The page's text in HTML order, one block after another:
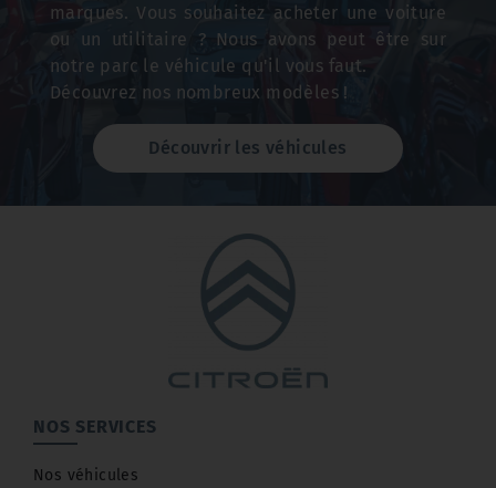
marques. Vous souhaitez acheter une voiture
ou un utilitaire ? Nous avons peut être sur
notre parc le véhicule qu'il vous faut.
Découvrez nos nombreux modèles !
Découvrir les véhicules
NOS SERVICES
Nos véhicules